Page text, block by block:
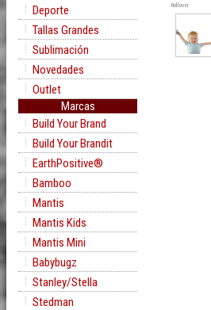
Deporte
Tallas Grandes
Sublimación
Novedades
Outlet
Marcas
Build Your Brand
Build Your Brandit
EarthPositive®
Bamboo
Mantis
Mantis Kids
Mantis Mini
Babybugz
Stanley/Stella
Stedman
Rollover